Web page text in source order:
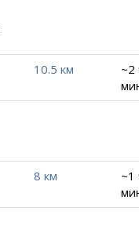
10.5 км
~2
8 км
~1